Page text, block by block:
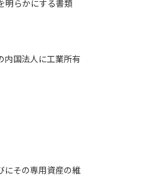
明らかにする書類
内国法人に工業所有
にその専用資産の維